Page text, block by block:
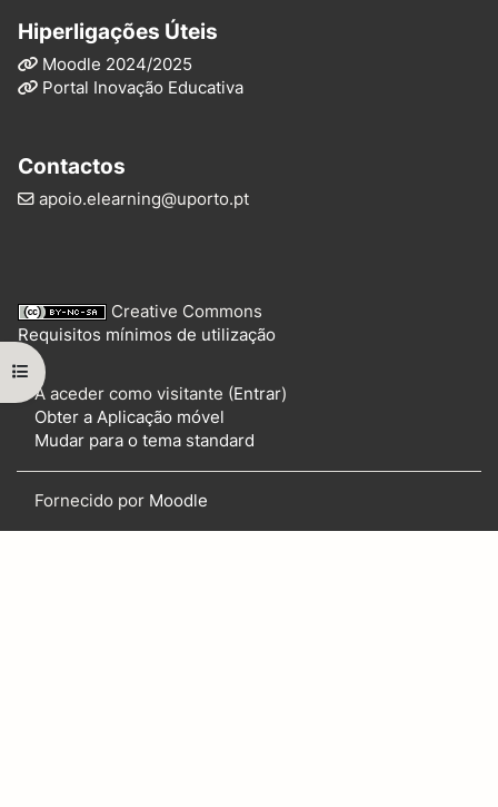
Abrir índice da disciplina
Hiperligações Úteis
Moodle 2024/2025
Portal Inovação Educativa
Contactos
apoio.elearning@uporto.pt
Creative Commons
Requisitos mínimos de utilização
A aceder como visitante (Entrar)
Obter a Aplicação móvel
Mudar para o tema standard
Fornecido por Moodle